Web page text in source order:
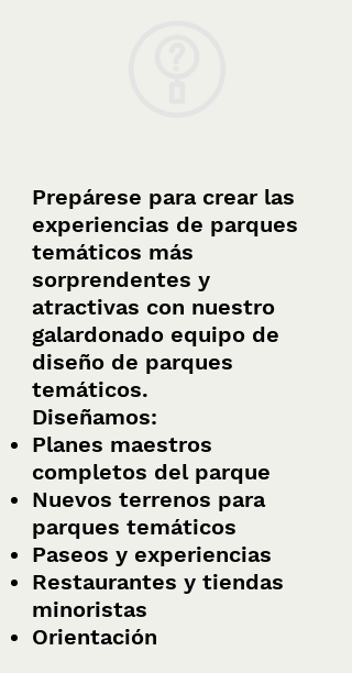
Prepárese para crear las
experiencias de parques
temáticos más
sorprendentes y
atractivas con nuestro
galardonado equipo de
diseño de parques
temáticos.
Diseñamos:
Planes maestros
completos del parque
Nuevos terrenos para
parques temáticos
Paseos y experiencias
Restaurantes y tiendas
minoristas
Orientación